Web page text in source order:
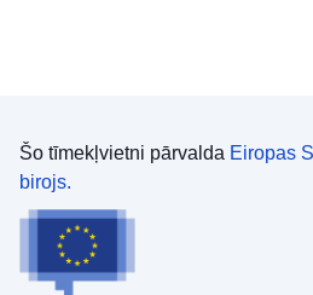
Šo tīmekļvietni pārvalda Eiropas
birojs.